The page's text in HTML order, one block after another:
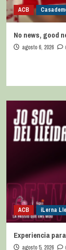
ACB
No news, good
agosto 6, 2026
ACB iLerna
Experiencia
agosto 5, 2026